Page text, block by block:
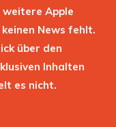
weitere Apple
News fehlt.
über den
Inhalten
es nicht.